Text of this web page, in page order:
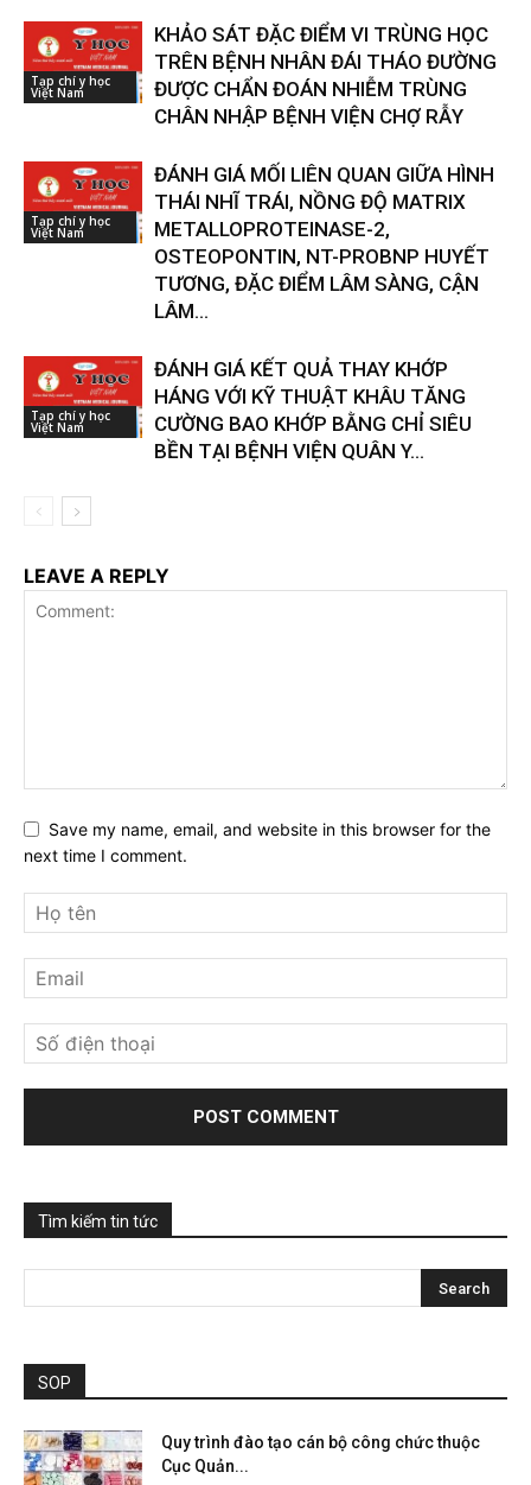
Tạp chí y học
Việt Nam
KHẢO SÁT ĐẶC ĐIỂM VI TRÙNG HỌC
TRÊN BỆNH NHÂN ĐÁI THÁO ĐƯỜNG
ĐƯỢC CHẨN ĐOÁN NHIỄM TRÙNG
CHÂN NHẬP BỆNH VIỆN CHỢ RẪY
Tạp chí y học
Việt Nam
ĐÁNH GIÁ MỐI LIÊN QUAN GIỮA HÌNH
THÁI NHĨ TRÁI, NỒNG ĐỘ MATRIX
METALLOPROTEINASE-2,
OSTEOPONTIN, NT-PROBNP HUYẾT
TƯƠNG, ĐẶC ĐIỂM LÂM SÀNG, CẬN
LÂM...
Tạp chí y học
Việt Nam
ĐÁNH GIÁ KẾT QUẢ THAY KHỚP
HÁNG VỚI KỸ THUẬT KHÂU TĂNG
CƯỜNG BAO KHỚP BẰNG CHỈ SIÊU
BỀN TẠI BỆNH VIỆN QUÂN Y...
LEAVE A REPLY
Save my name, email, and website in this browser for the
next time I comment.
Tìm kiếm tin tức
SOP
Quy trình đào tạo cán bộ công chức thuộc
Cục Quản...